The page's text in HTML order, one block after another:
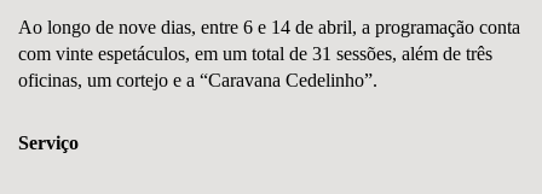
Ao longo de nove dias, entre 6 e 14 de abril, a programação conta
com vinte espetáculos, em um total de 31 sessões, além de três
oficinas, um cortejo e a “Caravana Cedelinho”.
Serviço